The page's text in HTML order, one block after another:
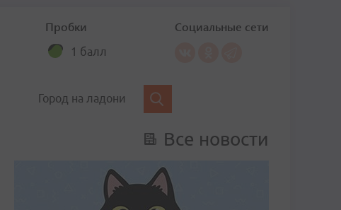
Пробки
1 балл
Социальные сети
Город на ладони
Все новости